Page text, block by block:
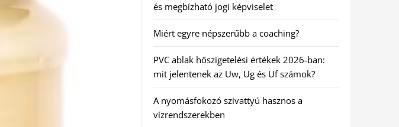
és megbízható jogi képviselet
Miért egyre népszerűbb a coaching?
PVC ablak hőszigetelési értékek 2026-ban:
mit jelentenek az Uw, Ug és Uf számok?
A nyomásfokozó szivattyú hasznos a
vízrendszerekben